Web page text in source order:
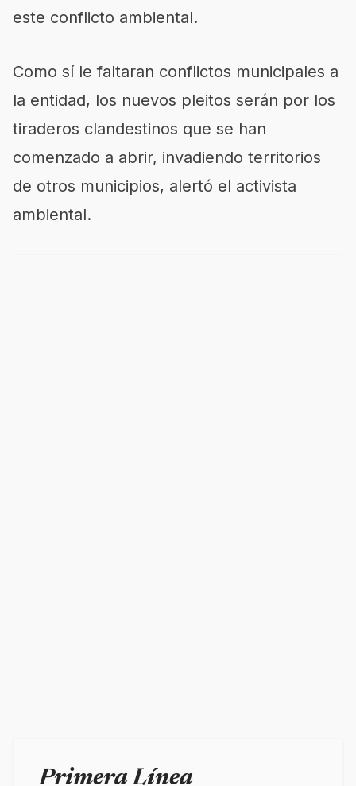
este conflicto ambiental.
Como sí le faltaran conflictos municipales a
la entidad, los nuevos pleitos serán por los
tiraderos clandestinos que se han
comenzado a abrir, invadiendo territorios
de otros municipios, alertó el activista
ambiental.
Primera Línea